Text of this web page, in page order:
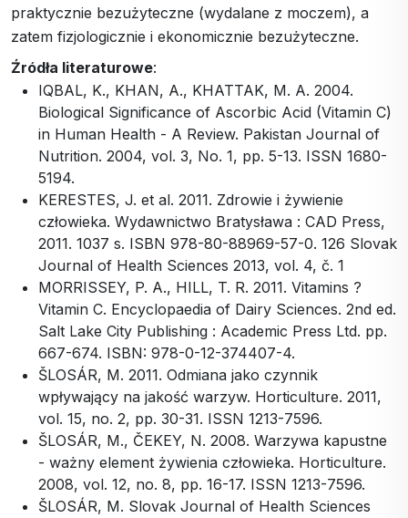
praktycznie bezużyteczne (wydalane z moczem), a
zatem fizjologicznie i ekonomicznie bezużyteczne.
Źródła literaturowe:
IQBAL, K., KHAN, A., KHATTAK, M. A. 2004.
Biological Significance of Ascorbic Acid (Vitamin C)
in Human Health - A Review. Pakistan Journal of
Nutrition. 2004, vol. 3, No. 1, pp. 5-13. ISSN 1680-
5194.
KERESTES, J. et al. 2011. Zdrowie i żywienie
człowieka. Wydawnictwo Bratysława : CAD Press,
2011. 1037 s. ISBN 978-80-88969-57-0. 126 Slovak
Journal of Health Sciences 2013, vol. 4, č. 1
MORRISSEY, P. A., HILL, T. R. 2011. Vitamins ?
Vitamin C. Encyclopaedia of Dairy Sciences. 2nd ed.
Salt Lake City Publishing : Academic Press Ltd. pp.
667-674. ISBN: 978-0-12-374407-4.
ŠLOSÁR, M. 2011. Odmiana jako czynnik
wpływający na jakość warzyw. Horticulture. 2011,
vol. 15, no. 2, pp. 30-31. ISSN 1213-7596.
ŠLOSÁR, M., ČEKEY, N. 2008. Warzywa kapustne
- ważny element żywienia człowieka. Horticulture.
2008, vol. 12, no. 8, pp. 16-17. ISSN 1213-7596.
ŠLOSÁR, M. Slovak Journal of Health Sciences